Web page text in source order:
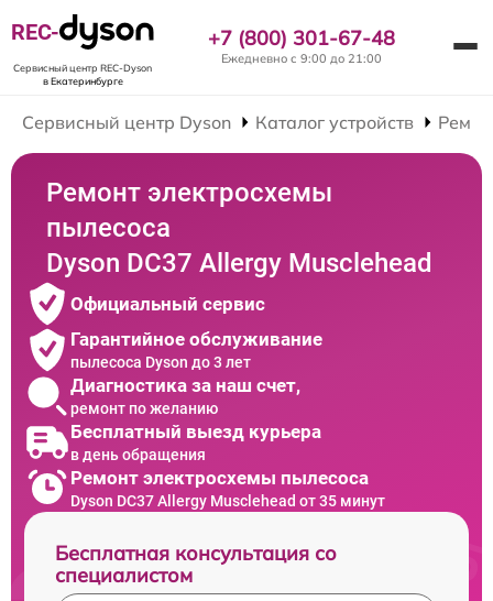
REC-
Сервисный центр REC-Dyson
в Екатеринбурге
+7 (800) 301-67-48
Ежедневно с 9:00 до 21:00
Сервисный центр Dyson Каталог устройств
Ремонт электросхемы
пылесоса
Dyson DC37 Allergy Musclehead
Официальный сервис
Гарантийное обслуживание
пылесоса Dyson до 3 лет
Диагностика за наш счет,
ремонт по желанию
Бесплатный выезд курьера
в день обращения
Ремонт электросхемы пылесоса
Dyson DC37 Allergy Musclehead от 35 минут
Бесплатная консультация со
специалистом